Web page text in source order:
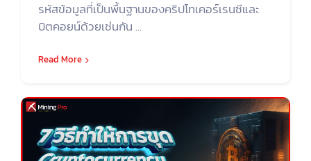
รหัสข้อมูลที่เป็นพื้นฐานของคริปโทเคอร์เรนซีและ
บิตคอยน์ด้วยเช่นกัน ...
Read More